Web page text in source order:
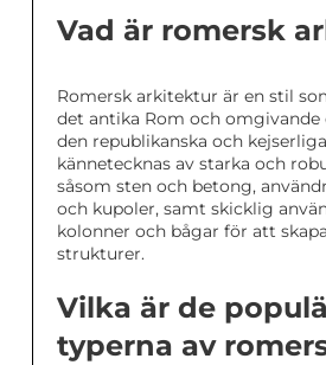
Vad är romersk
Romersk arkitektur är en stil
det antika Rom och omgivande
den republikanska och
kännetecknas av starka och
såsom sten och betong,
och kupoler, samt skicklig
kolonner och bågar för att
strukturer.
Vilka är de
typerna av